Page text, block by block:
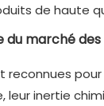
de haute
marché des
reconnues
leur inertie